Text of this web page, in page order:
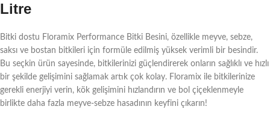
Litre
Bitki dostu Floramix Performance Bitki Besini, özellikle meyve, sebze,
saksı ve bostan bitkileri için formüle edilmiş yüksek verimli bir besindir.
Bu seçkin ürün sayesinde, bitkilerinizi güçlendirerek onların sağlıklı ve hızlı
bir şekilde gelişimini sağlamak artık çok kolay. Floramix ile bitkilerinize
gerekli enerjiyi verin, kök gelişimini hızlandırın ve bol çiçeklenmeyle
birlikte daha fazla meyve-sebze hasadının keyfini çıkarın!